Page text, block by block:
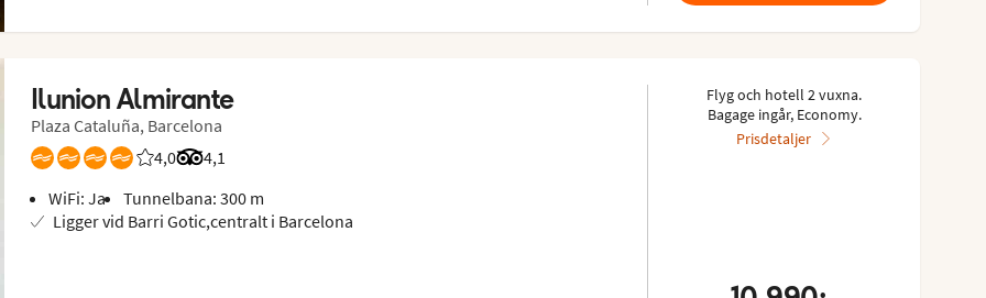
Ilunion Almirante
Plaza Cataluña, Barcelona
4,0
Betyg från Vings gäster: 4/5
4,1
Betyg från Tripadvisor: 4.1 of 5
WiFi: Ja
Tunnelbana: 300 m
Ligger vid Barri Gotic,centralt i Barcelona
Flyg och hotell 2 vuxna.
Bagage ingår, Economy.
Prisdetaljer